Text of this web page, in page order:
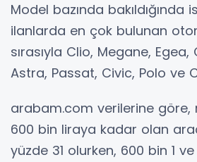
Model bazında bakıldığında
ilanlarda en çok bulunan
sırasıyla Clio, Megane,
Astra, Passat, Civic, Polo ve
arabam.com verilerine göre,
600 bin liraya kadar olan
yüzde 31 olurken, 600 bin 1